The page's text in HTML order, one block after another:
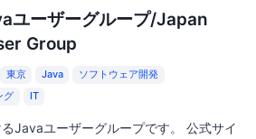
ユーザーグループ/Japan
Group
東京 Java
ソフトウェア開発
グ
IT
Javaユーザーグループです。 公式サイ